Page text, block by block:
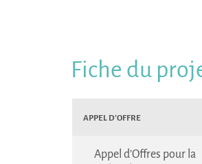
Fiche du
Appel d’Offre
Appel d’Offres pour la